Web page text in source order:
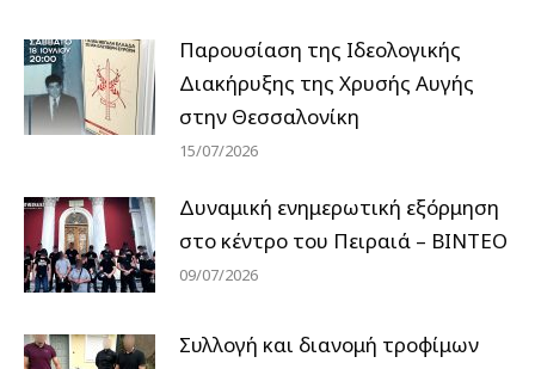
Παρουσίαση της Ιδεολογικής
Διακήρυξης της Χρυσής Αυγής
στην Θεσσαλονίκη
15/07/2026
Δυναμική ενημερωτική εξόρμηση
στο κέντρο του Πειραιά – ΒΙΝΤΕΟ
09/07/2026
Συλλογή και διανομή τροφίμων